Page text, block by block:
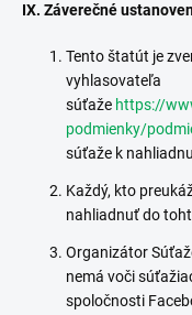
IX. Záverečné
Tento štatút je
vyhlasovateľa
súťaže https://
podmienky/
súťaže k
Každý, kto
nahliadnuť do
Organizátor
nemá voči
spoločnosti